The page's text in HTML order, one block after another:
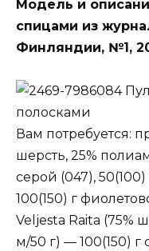
Модель и
спицами из
Финляндии, №1,
полосками
Вам потребуется:
шерсть, 25%
серой (047),
100(150) г
Veljesta Raita (75%
м/50 г) — 100(150)